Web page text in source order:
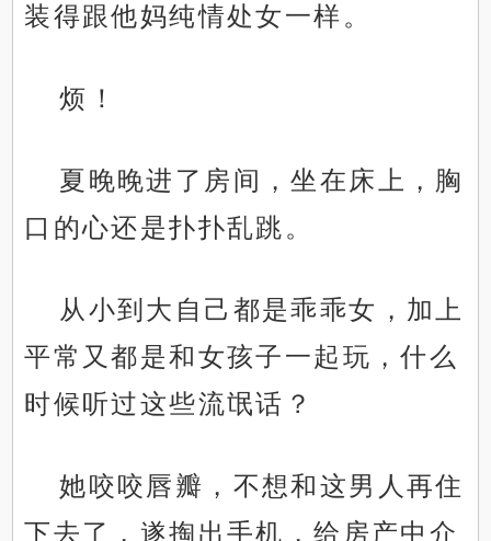
装得跟他妈纯情处女一样。
烦！
夏晚晚进了房间，坐在床上，胸
口的心还是扑扑乱跳。
从小到大自己都是乖乖女，加上
平常又都是和女孩子一起玩，什么
时候听过这些流氓话？
她咬咬唇瓣，不想和这男人再住
下去了，遂掏出手机，给房产中介